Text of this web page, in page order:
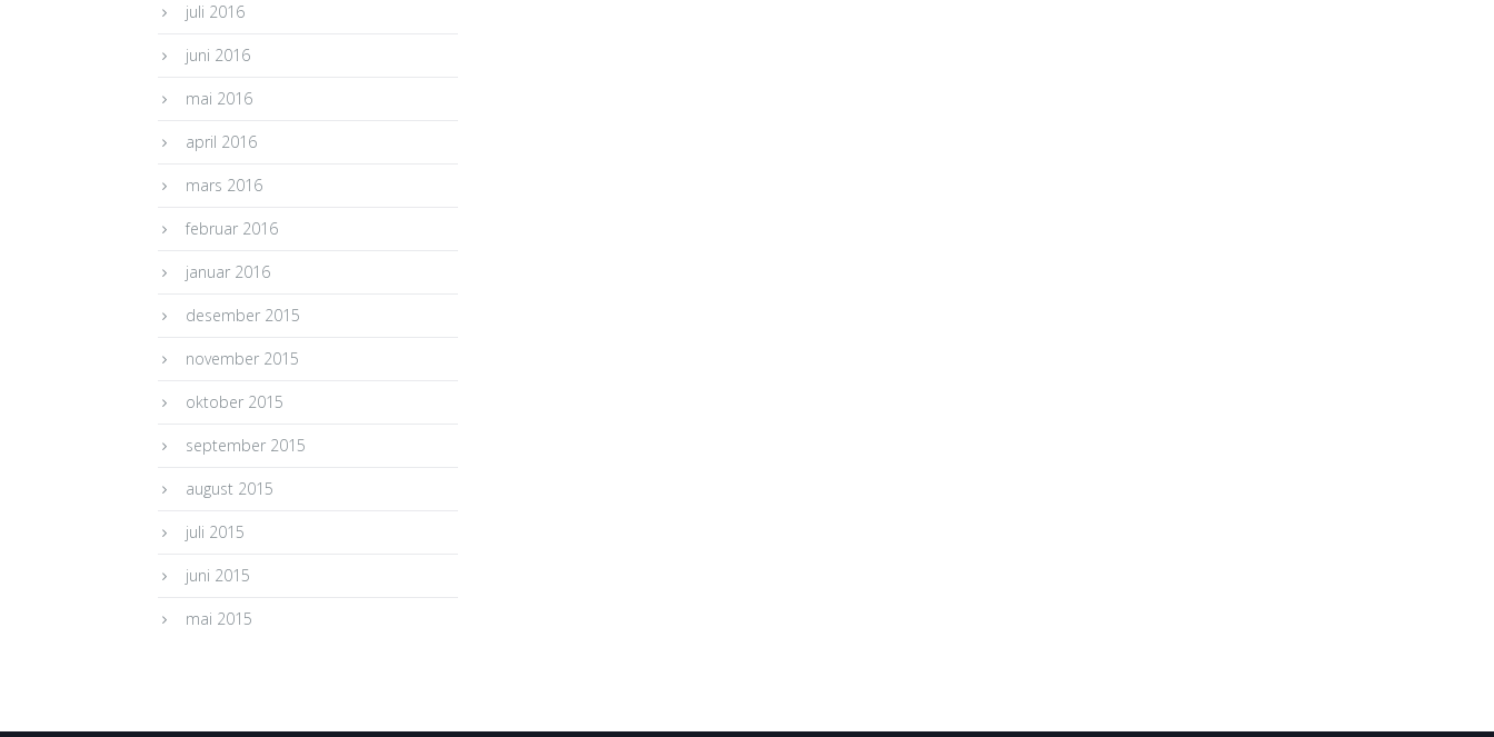
juli 2016
juni 2016
mai 2016
april 2016
mars 2016
februar 2016
januar 2016
desember 2015
november 2015
oktober 2015
september 2015
august 2015
juli 2015
juni 2015
mai 2015